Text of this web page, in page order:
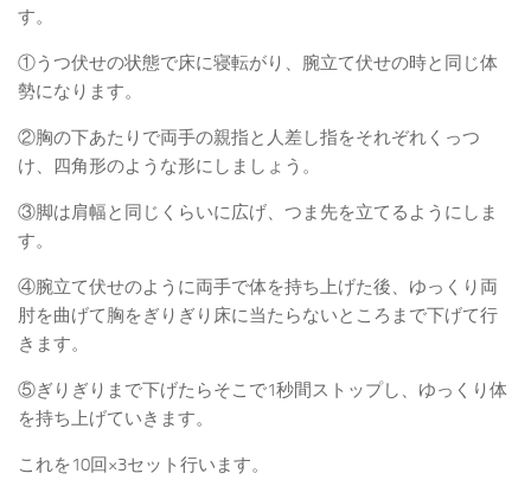
す。
①うつ伏せの状態で床に寝転がり、腕立て伏せの時と同じ体
勢になります。
②胸の下あたりで両手の親指と人差し指をそれぞれくっつ
け、四角形のような形にしましょう。
③脚は肩幅と同じくらいに広げ、つま先を立てるようにしま
す。
④腕立て伏せのように両手で体を持ち上げた後、ゆっくり両
肘を曲げて胸をぎりぎり床に当たらないところまで下げて行
きます。
⑤ぎりぎりまで下げたらそこで1秒間ストップし、ゆっくり体
を持ち上げていきます。
これを10回×3セット行います。